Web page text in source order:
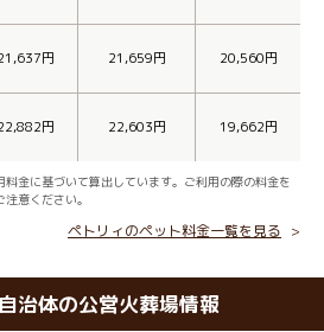
円 21,659円 20,560円
円 22,603円 19,662円
金に基づいて算出しています。ご利用の際の料金を
意ください。
ペトリィのペット料金一覧を見る
治体の公営火葬場情報